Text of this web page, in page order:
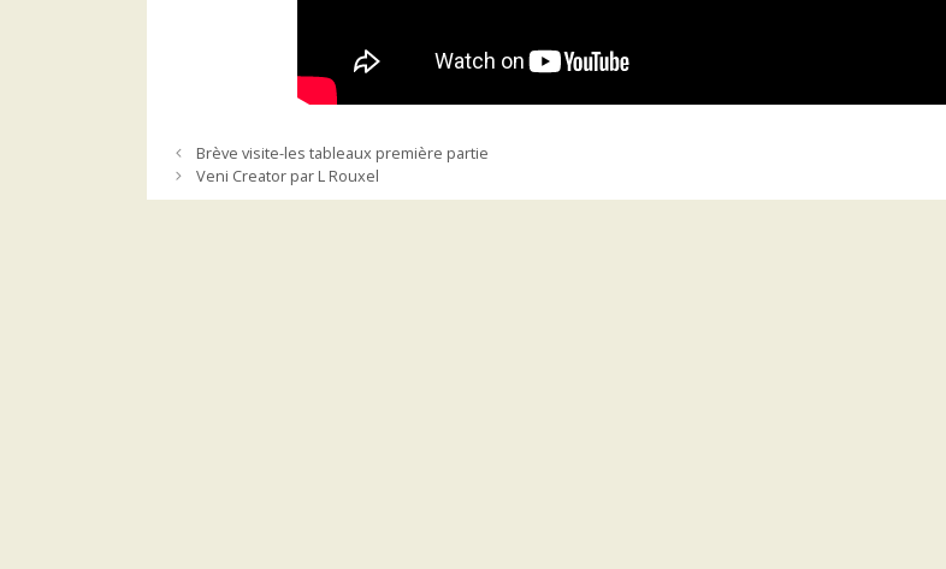
Brève visite-les tableaux première partie
Veni Creator par L Rouxel